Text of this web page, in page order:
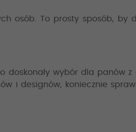
osób. To prosty sposób, by
doskonały wybór dla panów z
i designów, koniecznie